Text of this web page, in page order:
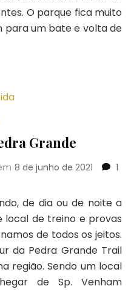
O parque fica muito
para um bate e volta de
Grande
8 de junho de 2021
1
de dia ou de noite a
local de treino e provas
de todos os jeitos.
da Pedra Grande Trail
região. Sendo um local
de Sp. Venham